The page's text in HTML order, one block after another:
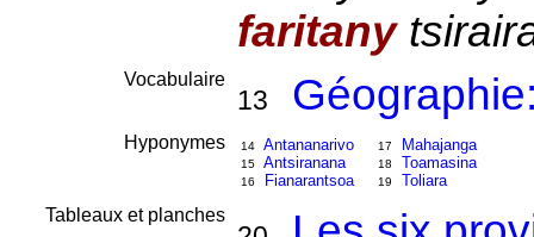
faritany
Vocabulaire
13
Hyponymes 14 Antananarivo
15 Antsiranana
16 Fianarantsoa
17 Mahajanga
18 Toamasina
19 Toliara
Tableaux et planches